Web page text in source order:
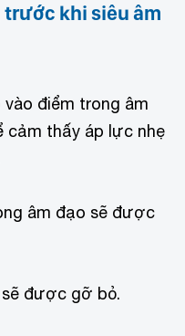
khi siêu âm
vào điểm trong âm
cảm thấy áp lực nhẹ
âm đạo sẽ được
được gỡ bỏ.